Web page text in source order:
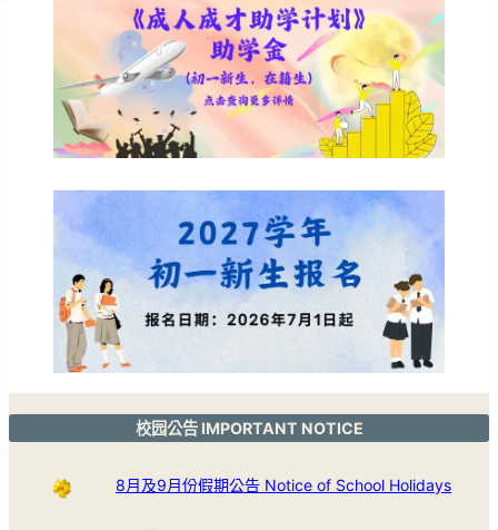
校园公告 IMPORTANT NOTICE
8月及9月份假期公告 Notice of School Holidays